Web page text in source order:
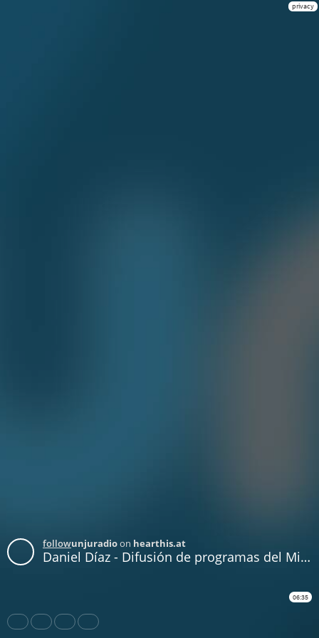
privacy
followunjuradioon hearthis.at
Daniel Díaz - Difusión de programas del Ministerio de Trabajo de Nación
06:35
Share Like